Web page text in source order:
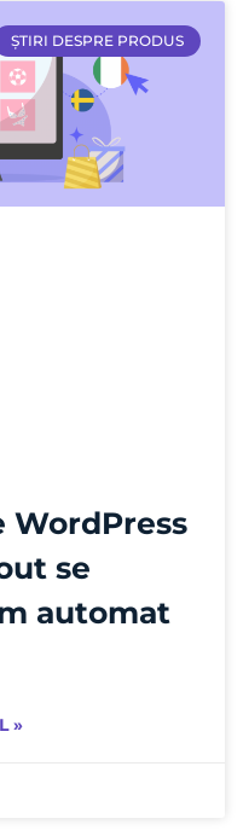
ȘTIRI DESPRE PRODUS
WordPress
se
automat
»